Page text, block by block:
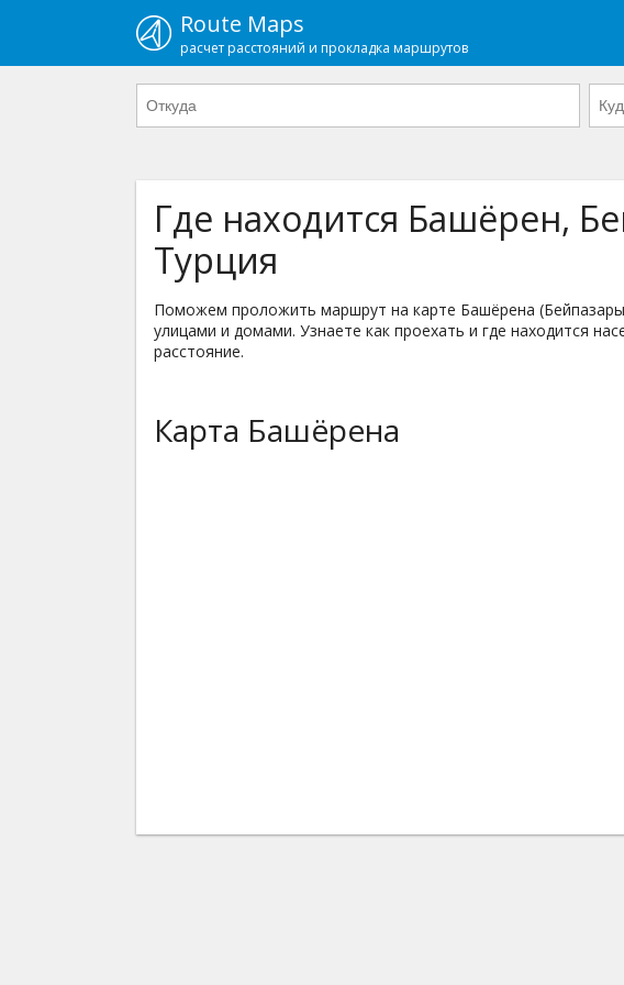
Route Maps
расчет расстояний и прокладка маршрутов
Где находится Башёрен,
Турция
Поможем проложить маршрут на карте Башёрена
улицами и домами. Узнаете как проехать и где находится
расстояние.
Карта Башёрена